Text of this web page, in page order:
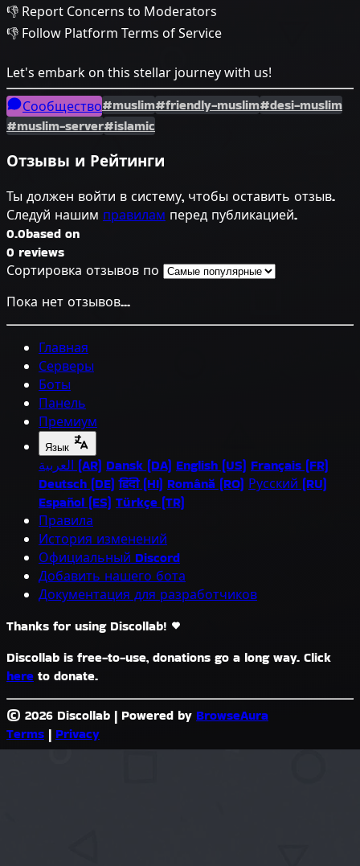
👎 Report Concerns to Moderators
👎 Follow Platform Terms of Service
Let's embark on this stellar journey with us!
Сообщество#muslim#friendly-muslim#desi-muslim
#muslim-server#islamic
Отзывы и Рейтинги
Ты должен войти в систему, чтобы оставить отзыв.
Следуй нашим правилам перед публикацией.
0.0based on
0 reviews
Сортировка отзывов по
Пока нет отзывов...
Главная
Серверы
Боты
Панель
Премиум
Язык
العربية (AR) Dansk (DA) English (US) Français (FR)
Deutsch (DE) हिंदी (HI) Română (RO) Русский (RU)
Español (ES) Türkçe (TR)
Правила
История изменений
Официальный Discord
Добавить нашего бота
Документация для разработчиков
Thanks for using Discollab!
Discollab is free-to-use, donations go a long way. Click
here to donate.
© 2026 Discollab | Powered by BrowseAura
Terms | Privacy